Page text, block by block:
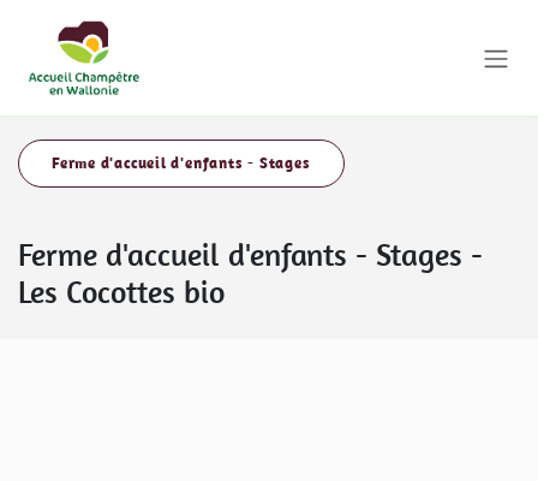
Ferme d'accueil d'enfants - Stages
Ferme d'accueil d'enfants - Stages -
Les Cocottes bio